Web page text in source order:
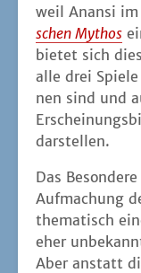
weil Anan­si
schen Mythos
bie­tet sich
alle drei
nen sind und
darstellen.
Das
Auf­ma­chung
the­ma­tisch
eher
Aber anstatt